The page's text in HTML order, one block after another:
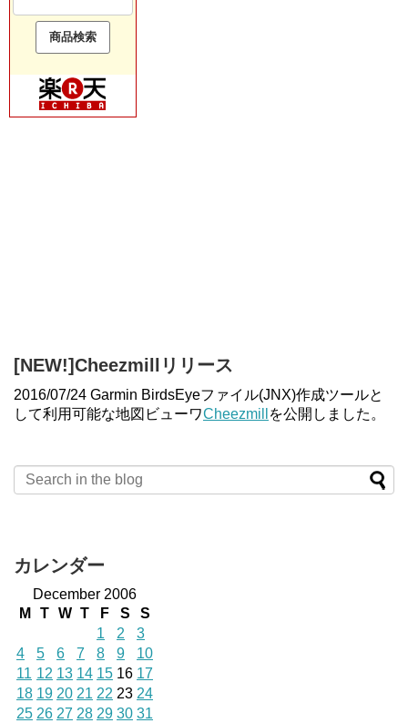
[NEW!]Cheezmillリリース
2016/07/24 Garmin BirdsEyeファイル(JNX)作成ツールと
して利用可能な地図ビューワCheezmill を公開しました。
カレンダー
December 2006
M
T W T F S
S
1
2
3
4
5 6 7 8 9
10
11 12 13 14 15 16 17
18 19 20 21 22 23 24
25 26 27 28 29 30 31